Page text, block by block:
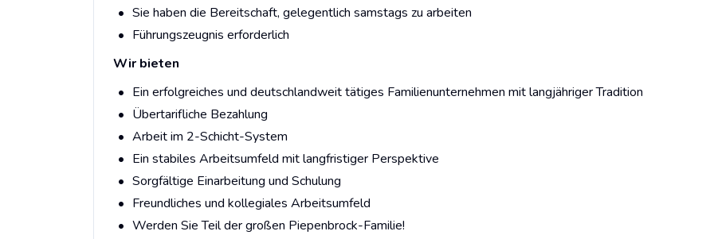
Sie haben die Bereitschaft, gelegentlich samstags zu arbeiten
Führungszeugnis erforderlich
Wir bieten
Ein erfolgreiches und deutschlandweit tätiges Familienunternehmen mit langjähriger Tradition
Übertarifliche Bezahlung
Arbeit im 2-Schicht-System
Ein stabiles Arbeitsumfeld mit langfristiger Perspektive
Sorgfältige Einarbeitung und Schulung
Freundliches und kollegiales Arbeitsumfeld
Werden Sie Teil der großen Piepenbrock-Familie!